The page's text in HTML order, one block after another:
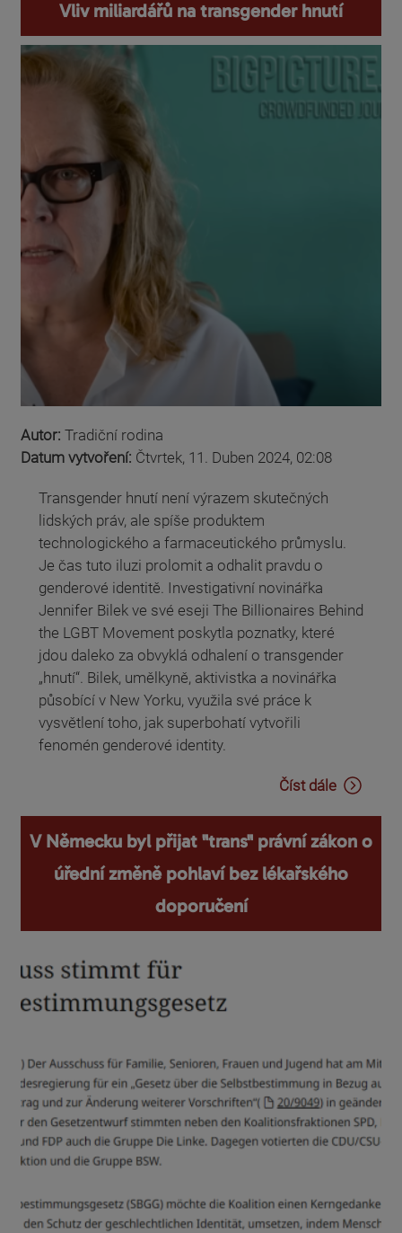
Vliv miliardářů na transgender hnutí
Autor: Tradiční rodina
Datum vytvoření: Čtvrtek, 11. Duben 2024, 02:08
Transgender hnutí není výrazem skutečných
lidských práv, ale spíše produktem
technologického a farmaceutického průmyslu.
Je čas tuto iluzi prolomit a odhalit pravdu o
genderové identitě. Investigativní novinářka
Jennifer Bilek ve své eseji The Billionaires Behind
the LGBT Movement poskytla poznatky, které
jdou daleko za obvyklá odhalení o transgender
„hnutí“. Bilek, umělkyně, aktivistka a novinářka
působící v New Yorku, využila své práce k
vysvětlení toho, jak superbohatí vytvořili
fenomén genderové identity.
Číst dále
V Německu byl přijat "trans" právní zákon o
úřední změně pohlaví bez lékařského
doporučení